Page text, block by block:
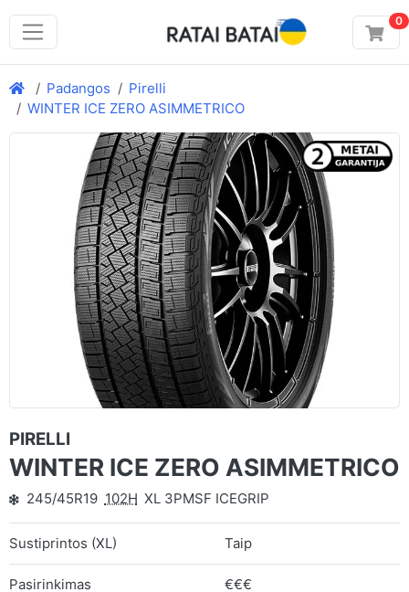
0
Padangos
Pirelli
WINTER ICE ZERO ASIMMETRICO
PIRELLI
WINTER ICE ZERO ASIMMETRICO
245/45R19 102H XL 3PMSF ICEGRIP
Sustiprintos (XL) Taip
Pasirinkimas €€€